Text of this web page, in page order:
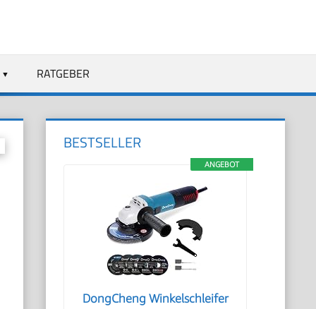
RATGEBER
BESTSELLER
ANGEBOT
DongCheng Winkelschleifer